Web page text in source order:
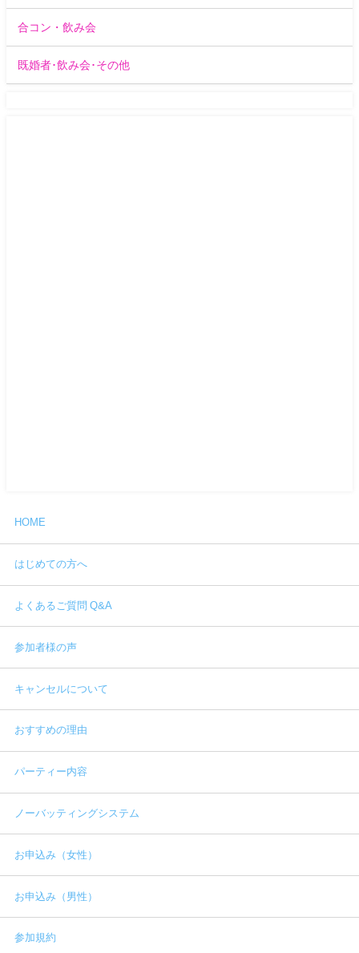
合コン・飲み会
既婚者･飲み会･その他
HOME
はじめての方へ
よくあるご質問 Q&A
参加者様の声
キャンセルについて
おすすめの理由
パーティー内容
ノーバッティングシステム
お申込み（女性）
お申込み（男性）
参加規約